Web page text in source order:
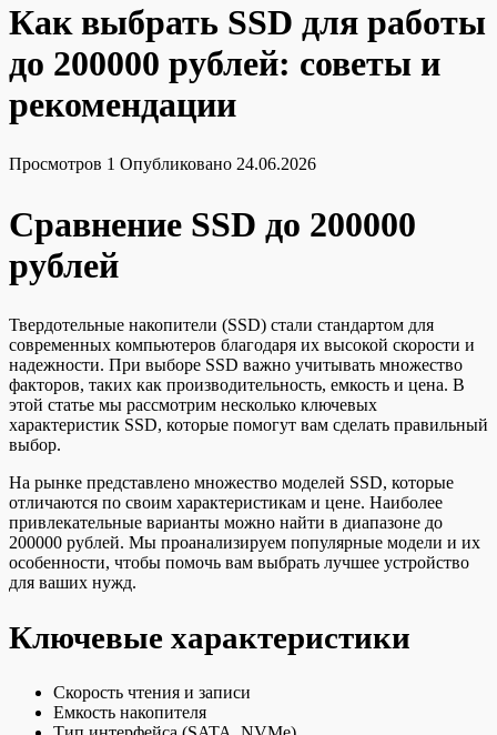
Как выбрать SSD для работы
до 200000 рублей: советы и
рекомендации
Просмотров 1 Опубликовано 24.06.2026
Сравнение SSD до 200000
рублей
Твердотельные накопители (SSD) стали стандартом для
современных компьютеров благодаря их высокой скорости и
надежности. При выборе SSD важно учитывать множество
факторов, таких как производительность, емкость и цена. В
этой статье мы рассмотрим несколько ключевых
характеристик SSD, которые помогут вам сделать правильный
выбор.
На рынке представлено множество моделей SSD, которые
отличаются по своим характеристикам и цене. Наиболее
привлекательные варианты можно найти в диапазоне до
200000 рублей. Мы проанализируем популярные модели и их
особенности, чтобы помочь вам выбрать лучшее устройство
для ваших нужд.
Ключевые характеристики
Скорость чтения и записи
Емкость накопителя